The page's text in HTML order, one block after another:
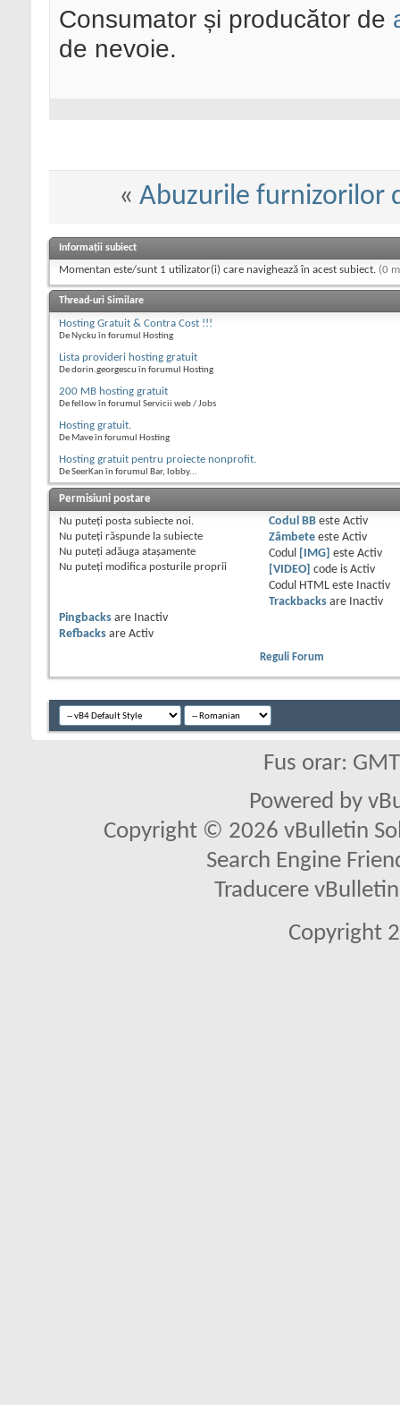
Consumator și producător de
de nevoie.
« Abuzurile furnizorilor
Informații subiect
Momentan este/sunt 1 utilizator(i) care navighează în acest subiect. (0
Thread-uri Similare
Hosting Gratuit & Contra Cost !!!
De Nycku în forumul Hosting
Lista provideri hosting gratuit
De dorin.georgescu în forumul Hosting
200 MB hosting gratuit
De fellow în forumul Servicii web / Jobs
Hosting gratuit.
De Mave în forumul Hosting
Hosting gratuit pentru proiecte nonprofit.
De SeerKan în forumul Bar, lobby...
Permisiuni postare
Nu puteţi posta subiecte noi.
Nu puteţi răspunde la subiecte
Nu puteţi adăuga ataşamente
Nu puteţi modifica posturile proprii
Codul BBeste Activ
Zâmbeteeste Activ
Codul
[IMG] este Activ
[VIDEO]
code is Activ
Codul HTML este
Inactiv
Trackbacksare
Inactiv
Pingbacks are
Inactiv
Refbacks are Activ
Reguli Forum
Fus orar:
Powered by
Copyright © 2026 vBulletin
Search Engine
Traducere
Copyright